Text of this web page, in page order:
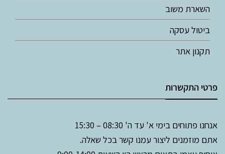
השארת משוב
ביטול עסקה
תקנון אתר
פרטי התקשרות
אנחנו פתוחים בימי א' עד ה' 08:30 – 15:30
אתם מוזמנים ליצור עמנו קשר בכל שאלה.